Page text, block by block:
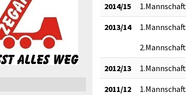
2014/15 1.Mannschaft
2013/14 1.Mannschaft
2.Mannschaft
2012/13 1.Mannschaft
2011/12 1.Mannschaft